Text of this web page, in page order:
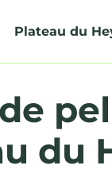
Plateau du
du